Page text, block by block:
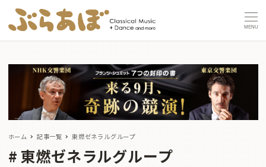
MENU
ホーム 記事一覧 東燃ゼネラルグループ
東燃ゼネラルグループ